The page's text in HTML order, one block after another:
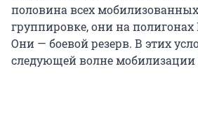
половина всех
группировке, они на
Они — боевой резерв. В этих
следующей волне